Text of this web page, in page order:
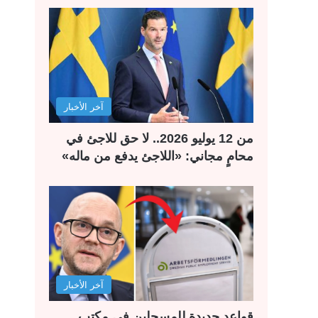
آخر الأخبار
من 12 يوليو 2026.. لا حق للاجئ في
محامٍ مجاني: «اللاجئ يدفع من ماله»
آخر الأخبار